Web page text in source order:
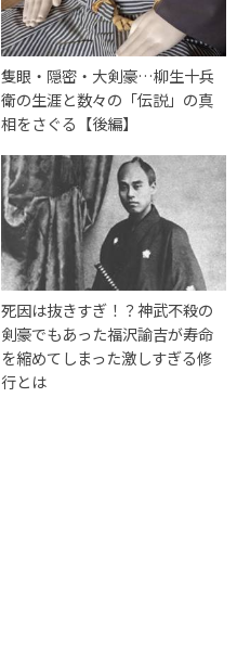
隻眼・隠密・大剣豪…柳生十兵
衛の生涯と数々の「伝説」の真
相をさぐる【後編】
死因は抜きすぎ！？神武不殺の
剣豪でもあった福沢諭吉が寿命
を縮めてしまった激しすぎる修
行とは